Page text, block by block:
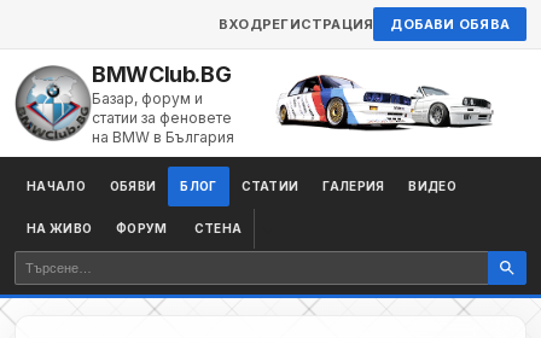
ВХОДРЕГИСТРАЦИЯ ДОБАВИ ОБЯВА
BMWClub.BG
Базар, форум и
статии за феновете
на BMW в България
НАЧАЛО ОБЯВИ БЛОГ СТАТИИ ГАЛЕРИЯ ВИДЕО
НА ЖИВО ФОРУМ СТЕНА